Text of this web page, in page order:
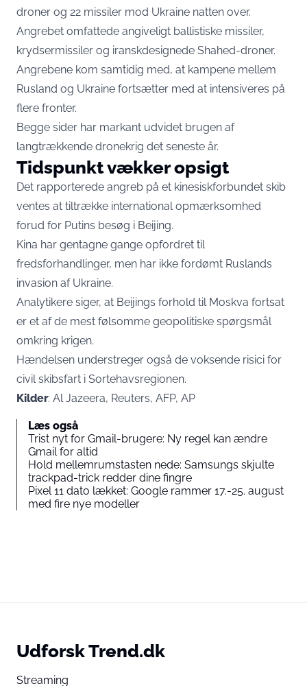
droner og 22 missiler mod Ukraine natten over.
Angrebet omfattede angiveligt ballistiske missiler,
krydsermissiler og iranskdesignede Shahed-droner.
Angrebene kom samtidig med, at kampene mellem
Rusland og Ukraine fortsætter med at intensiveres på
flere fronter.
Begge sider har markant udvidet brugen af
langtrækkende dronekrig det seneste år.
Tidspunkt vækker opsigt
Det rapporterede angreb på et kinesiskforbundet skib
ventes at tiltrække international opmærksomhed
forud for Putins besøg i Beijing.
Kina har gentagne gange opfordret til
fredsforhandlinger, men har ikke fordømt Ruslands
invasion af Ukraine.
Analytikere siger, at Beijings forhold til Moskva fortsat
er et af de mest følsomme geopolitiske spørgsmål
omkring krigen.
Hændelsen understreger også de voksende risici for
civil skibsfart i Sortehavsregionen.
Kilder: Al Jazeera, Reuters, AFP, AP
Læs også
Trist nyt for Gmail-brugere: Ny regel kan ændre
Gmail for altid
Hold mellemrumstasten nede: Samsungs skjulte
trackpad-trick redder dine fingre
Pixel 11 dato lækket: Google rammer 17.-25. august
med fire nye modeller
Udforsk Trend.dk
Streaming